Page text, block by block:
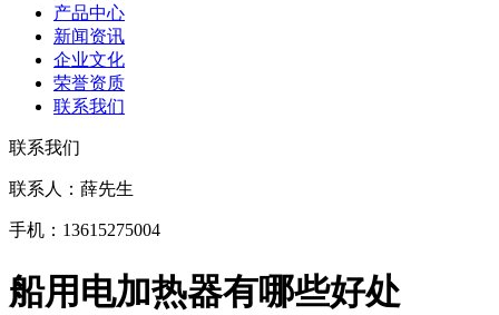
船用电加热器有哪些好处
产品中心
新闻资讯
企业文化
荣誉资质
联系我们
联系我们
联系人：薛先生
手机：13615275004